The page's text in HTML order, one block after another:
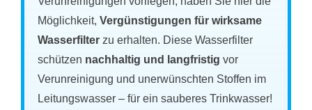
Möglichkeit,Vergünstigungen für wirksame
Wasserfilterzu erhalten. Diese Wasserfilter
schützen nachhaltig und langfristig vor
Verunreinigung und unerwünschten Stoffen im
Leitungswasser – für ein sauberes Trinkwasser!